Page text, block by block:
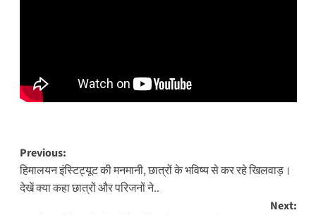
Post
navigation
Previous:
हिमालयन इंस्टिट्यूट की मनमानी, छात्रों के भविष्य से कर रहे खिलवाड़।
देखें क्या कहा छात्रों और परिजनों ने..
Next: